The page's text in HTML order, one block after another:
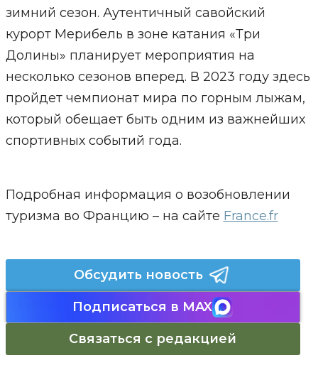
зимний сезон. Аутентичный савойский
курорт Мерибель в зоне катания «Три
Долины» планирует мероприятия на
несколько сезонов вперед. В 2023 году здесь
пройдет чемпионат мира по горным лыжам,
который обещает быть одним из важнейших
спортивных событий года.
Подробная информация о возобновлении
туризма во Францию – на сайте France.fr
Обсудить новость
Подписаться в MAX
Связаться с редакцией